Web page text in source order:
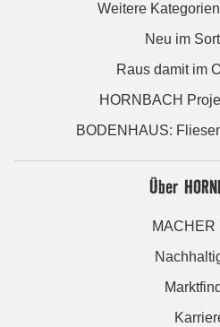
Weitere
Neu im
Raus damit im
HORNBACH
BODENHAUS:
Über
MACHER